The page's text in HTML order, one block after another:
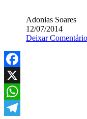
Adonias Soares
12/07/2014
Deixar Comentário
Facebook
X
WhatsApp